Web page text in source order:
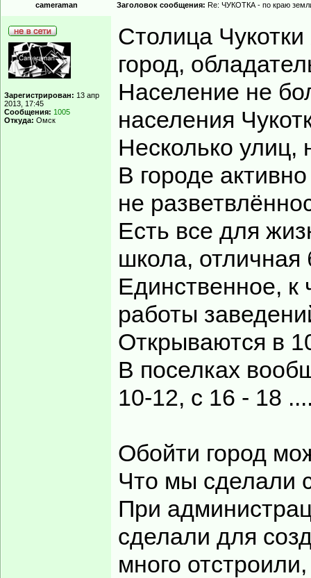
cameraman Заголовок сообщения: Re: ЧУКОТКА - по краю
Зарегистрирован: 13 апр
2013, 17:45
Сообщения: 1005
Откуда: Омск
Столица Чукотки
город,
Население не
населения
Несколько улиц,
В городе
не
Есть все для
школа, отличная
Единственное, к
работы
Открываются в
В поселках
10-12, с 16 - 18
Обойти город
Что мы сделали
При
сделали для
много